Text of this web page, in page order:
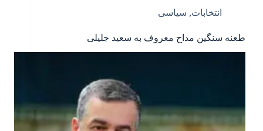
انتخابات, سیاسی
طعنه سنگین مداح معروف به سعید جلیلی